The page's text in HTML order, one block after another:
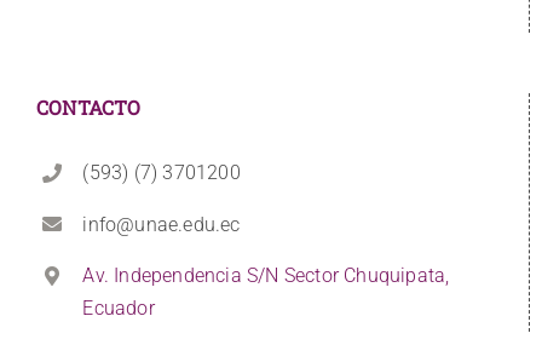
CONTACTO
(593) (7) 3701200
info@unae.edu.ec
Av. Independencia S/N Sector Chuquipata,
Ecuador